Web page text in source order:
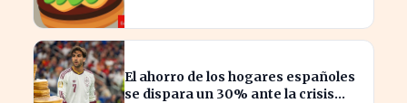
El ahorro de los hogares españoles
se dispara un 30% ante la crisis